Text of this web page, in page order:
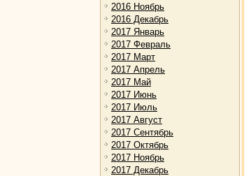
2016 Ноябрь
2016 Декабрь
2017 Январь
2017 Февраль
2017 Март
2017 Апрель
2017 Май
2017 Июнь
2017 Июль
2017 Август
2017 Сентябрь
2017 Октябрь
2017 Ноябрь
2017 Декабрь